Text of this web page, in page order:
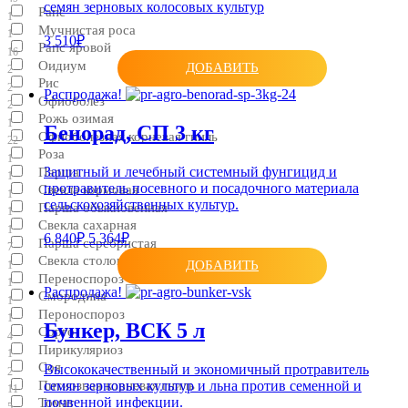
Рапс
1
Рапс яровой
2
Рис
2
Рожь озимая
22
Роза
1
Свекла кормовая
1
Свекла сахарная
7
Свекла столовая
1
Смородина
1
Сорго
1
Соя
11
Томат
1
Мучнистая роса
16
Оидиум
2
Офиоболез
1
Офиоболезная корневая гниль
1
Парша
1
Парша обыкновенная
1
Парша серебристая
1
Переноспороз
1
Пероноспороз
4
Пирикуляриоз
2
Питиозная корневая гниль
семян зерновых колосовых культур
3 510₽
ДОБАВИТЬ
Распродажа!
Бенорад, СП 3 кг
Защитный и лечебный системный фунгицид и
протравитель посевного и посадочного материала
сельскохозяйственных культур.
6 840₽ 5 364₽
ДОБАВИТЬ
Распродажа!
Бункер, ВСК 5 л
Высококачественный и экономичный протравитель
семян зерновых культур и льна против семенной и
почвенной инфекции.